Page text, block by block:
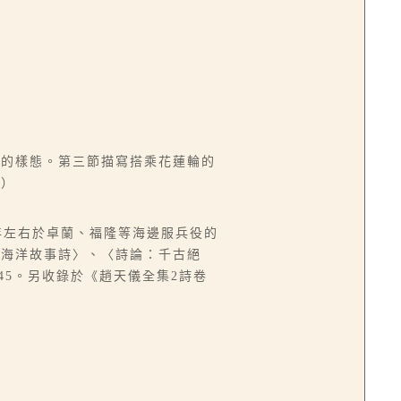
樣態。第三節描寫搭乘花蓮輪的
右於卓蘭、福隆等海邊服兵役的
洋故事詩〉、〈詩論：千古絕
。另收錄於《趙天儀全集2詩卷